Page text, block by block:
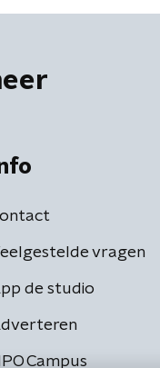
vragen
de studio
Campus